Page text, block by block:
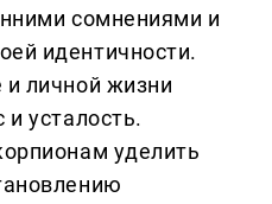
сомнениями и
идентичности.
личной жизни
и усталость.
уделить